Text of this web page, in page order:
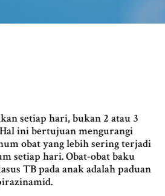
setiap hari, bukan 2 atau 3
ini bertujuan mengurangi
obat yang lebih sering terjadi
setiap hari. Obat-obat baku
TB pada anak adalah paduan